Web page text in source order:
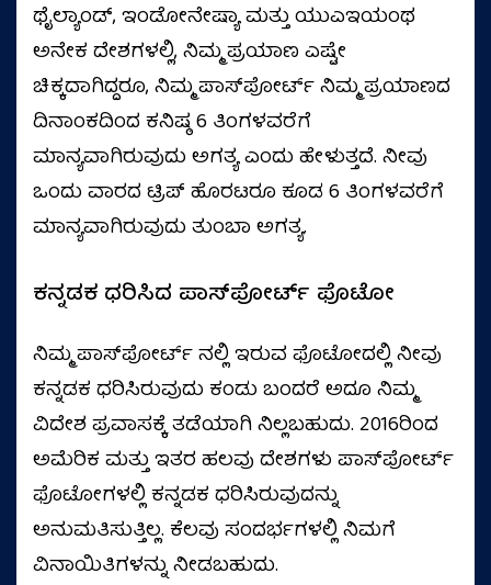
ಥೈಲ್ಯಾಂಡ್, ಇಂಡೋನೇಷ್ಯಾ ಮತ್ತು ಯುಎಇಯಂಥ
ಅನೇಕ ದೇಶಗಳಲ್ಲಿ, ನಿಮ್ಮ ಪ್ರಯಾಣ ಎಷ್ಟೇ
ಚಿಕ್ಕದಾಗಿದ್ದರೂ, ನಿಮ್ಮ ಪಾಸ್‌ಪೋರ್ಟ್ ನಿಮ್ಮ ಪ್ರಯಾಣದ
ದಿನಾಂಕದಿಂದ ಕನಿಷ್ಠ 6 ತಿಂಗಳವರೆಗೆ
ಮಾನ್ಯವಾಗಿರುವುದು ಅಗತ್ಯ ಎಂದು ಹೇಳುತ್ತದೆ. ನೀವು
ಒಂದು ವಾರದ ಟ್ರಿಪ್ ಹೊರಟರೂ ಕೂಡ 6 ತಿಂಗಳವರೆಗೆ
ಮಾನ್ಯವಾಗಿರುವುದು ತುಂಬಾ ಅಗತ್ಯ.
ಕನ್ನಡಕ ಧರಿಸಿದ ಪಾಸ್‌ಪೋರ್ಟ್ ಫೊಟೋ
ನಿಮ್ಮ ಪಾಸ್‌ಪೋರ್ಟ್ ನಲ್ಲಿ ಇರುವ ಫೊಟೋದಲ್ಲಿ ನೀವು
ಕನ್ನಡಕ ಧರಿಸಿರುವುದು ಕಂಡು ಬಂದರೆ ಅದೂ ನಿಮ್ಮ
ವಿದೇಶ ಪ್ರವಾಸಕ್ಕೆ ತಡೆಯಾಗಿ ನಿಲ್ಲಬಹುದು. 2016ರಿಂದ
ಅಮೆರಿಕ ಮತ್ತು ಇತರ ಹಲವು ದೇಶಗಳು ಪಾಸ್‌ಪೋರ್ಟ್
ಫೊಟೋಗಳಲ್ಲಿ ಕನ್ನಡಕ ಧರಿಸಿರುವುದನ್ನು
ಅನುಮತಿಸುತ್ತಿಲ್ಲ. ಕೆಲವು ಸಂದರ್ಭಗಳಲ್ಲಿ ನಿಮಗೆ
ವಿನಾಯಿತಿಗಳನ್ನು ನೀಡಬಹುದು.